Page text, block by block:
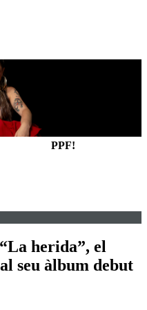
PPF!
herida”, el
seu àlbum debut